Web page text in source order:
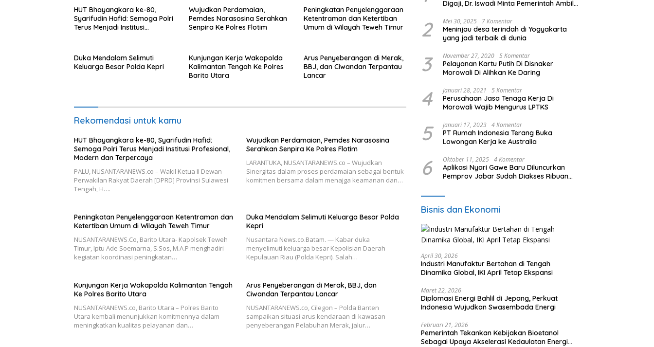
HUT Bhayangkara ke-80,
Syarifudin Hafid: Semoga Polri
Terus Menjadi Institusi
Wujudkan Perdamaian,
Pemdes Narasosina Serahkan
Senpira Ke Polres Flotim
Peningkatan Penyelenggaraan
Ketentraman dan Ketertiban
Umum di Wilayah Teweh Timur
Duka Mendalam Selimuti
Keluarga Besar Polda Kepri
Kunjungan Kerja Wakapolda
Kalimantan Tengah Ke Polres
Barito Utara
Arus Penyeberangan di Merak,
BBJ, dan Ciwandan Terpantau
Lancar
Rekomendasi untuk kamu
HUT Bhayangkara ke-80, Syarifudin Hafid:
Semoga Polri Terus Menjadi Institusi Profesional,
Modern dan Terpercaya
PALU, NUSANTARANEWS.co – Wakil Ketua II Dewan
Perwakilan Rakyat Daerah [DPRD] Provinsi Sulawesi
Tengah, H….
Wujudkan Perdamaian, Pemdes Narasosina
Serahkan Senpira Ke Polres Flotim
LARANTUKA, NUSANTARANEWS.co – Wujudkan
Sinergitas dalam proses perdamaian sebagai bentuk
komitmen bersama dalam menajga keamanan dan…
Peningkatan Penyelenggaraan Ketentraman dan
Ketertiban Umum di Wilayah Teweh Timur
NUSANTARANEWS.Co, Barito Utara- Kapolsek Teweh
Timur, Iptu Ade Soemarna, S.Sos, M.A.P menghadiri
kegiatan koordinasi peningkatan…
Duka Mendalam Selimuti Keluarga Besar Polda
Kepri
Nusantara News.co.Batam. — Kabar duka
menyelimuti keluarga besar Kepolisian Daerah
Kepulauan Riau (Polda Kepri). Salah…
Kunjungan Kerja Wakapolda Kalimantan Tengah
Ke Polres Barito Utara
NUSANTARANEWS.co, Barito Utara – Polres Barito
Utara kembali menunjukkan komitmennya dalam
meningkatkan kualitas pelayanan dan…
Arus Penyeberangan di Merak, BBJ, dan
Ciwandan Terpantau Lancar
NUSANTARANEWS.co, Cilegon – Polda Banten
sampaikan situasi arus kendaraan di kawasan
penyeberangan Pelabuhan Merak, jalur…
Digaji, Dr. Iswadi Minta Pemerintah Ambil
2 Mei 30, 2025 7 Komentar
Meninjau desa terindah di Yogyakarta
yang jadi terbaik di dunia
3 November 27, 2020 5 Komentar
Pelayanan Kartu Putih Di Disnaker
Morowali Di Alihkan Ke Daring
4 Januari 28, 2021 5 Komentar
Perusahaan Jasa Tenaga Kerja Di
Morowali Wajib Mengurus LPTKS
5 Januari 17, 2023 4 Komentar
PT Rumah Indonesia Terang Buka
Lowongan Kerja ke Australia
6 Oktober 11, 2025 4 Komentar
Aplikasi Nyari Gawe Baru Diluncurkan
Pemprov Jabar Sudah Diakses Ribuan
Bisnis dan Ekonomi
April 30, 2026
Industri Manufaktur Bertahan di Tengah
Dinamika Global, IKI April Tetap Ekspansi
Maret 22, 2026
Diplomasi Energi Bahlil di Jepang, Perkuat
Indonesia Wujudkan Swasembada Energi
Februari 21, 2026
Pemerintah Tekankan Kebijakan Bioetanol
Sebagai Upaya Akselerasi Kedaulatan Energi